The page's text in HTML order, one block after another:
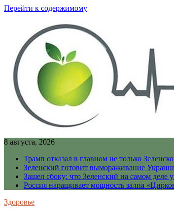
Перейти к содержимому
8 августа, 2026
Трамп отказал в главном не только
Зеленский готовит вымораживание
Зашел сбоку: что Зеленский на самом деле
Россия наращивает мощность залпа
Здоровье